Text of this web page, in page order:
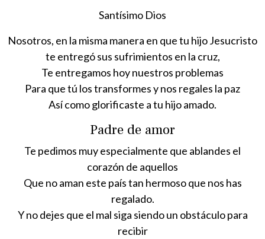
Santísimo Dios
Nosotros, en la misma manera en que tu hijo Jesucristo
te entregó sus sufrimientos en la cruz,
Te entregamos hoy nuestros problemas
Para que tú los transformes y nos regales la paz
Así como glorificaste a tu hijo amado.
Padre de amor
Te pedimos muy especialmente que ablandes el
corazón de aquellos
Que no aman este país tan hermoso que nos has
regalado.
Y no dejes que el mal siga siendo un obstáculo para
recibir